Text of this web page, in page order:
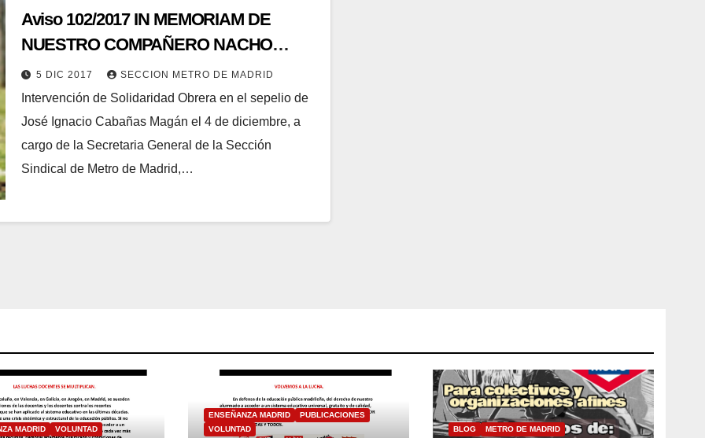
Aviso 102/2017 IN MEMORIAM DE
NUESTRO COMPAÑERO NACHO
CABAÑAS MAGÁN
5 DIC 2017 SECCION METRO DE MADRID
Intervención de Solidaridad Obrera en el sepelio de
José Ignacio Cabañas Magán el 4 de diciembre, a
cargo de la Secretaria General de la Sección
Sindical de Metro de Madrid,…
MADRID VOLUNTAD
ENSEÑANZA MADRID
PUBLICACIONES
VOLUNTAD
BLOG METRO DE MADRID